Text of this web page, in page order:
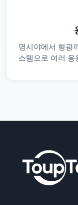
명시야에서 형광
스템으로 여러